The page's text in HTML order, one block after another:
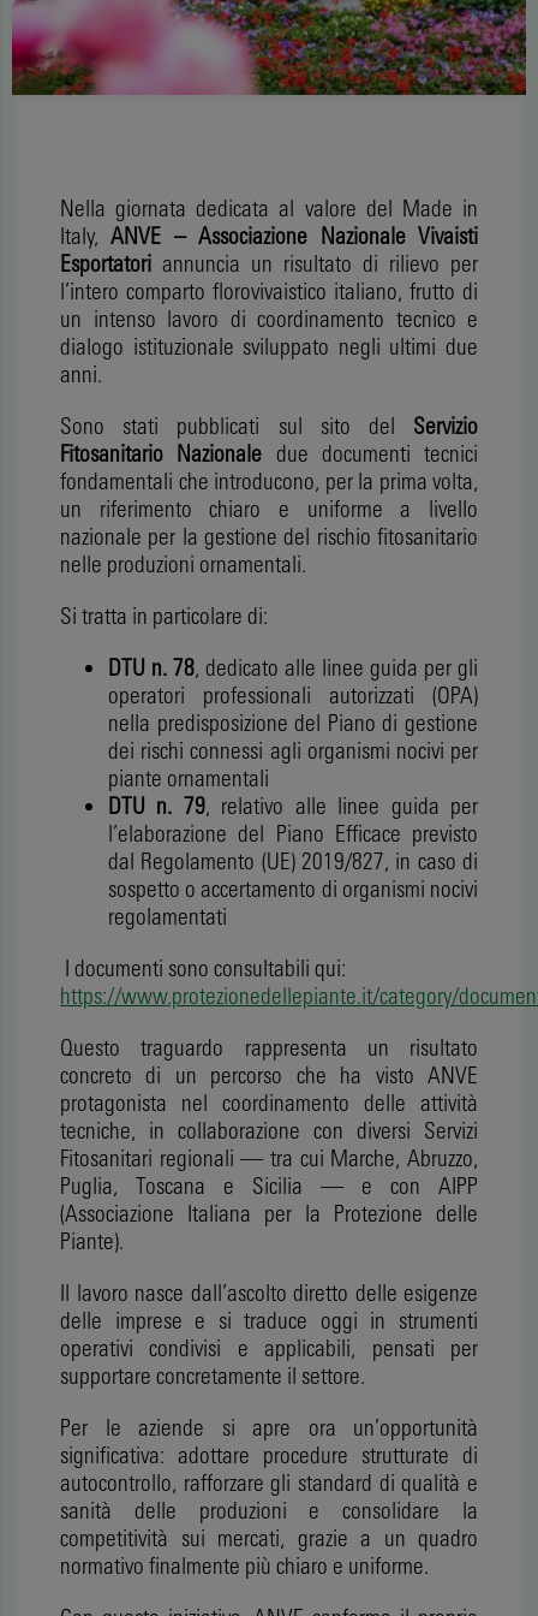
Nella giornata dedicata al valore del Made in
Italy,ANVE – Associazione Nazionale Vivaisti
Esportatori annuncia un risultato di rilievo per
l’intero comparto florovivaistico italiano, frutto di
un intenso lavoro di coordinamento tecnico e
dialogo istituzionale sviluppato negli ultimi due
anni.
Sono stati pubblicati sul sito del Servizio
Fitosanitario Nazionale due documenti tecnici
fondamentali che introducono, per la prima volta,
un riferimento chiaro e uniforme a livello
nazionale per la gestione del rischio fitosanitario
nelle produzioni ornamentali.
Si tratta in particolare di:
DTU n. 78, dedicato alle linee guida per gli
operatori professionali autorizzati (OPA)
nella predisposizione del Piano di gestione
dei rischi connessi agli organismi nocivi per
piante ornamentali
DTU n. 79, relativo alle linee guida per
l’elaborazione del Piano Efficace previsto
dal Regolamento (UE) 2019/827, in caso di
sospetto o accertamento di organismi nocivi
regolamentati
I documenti sono consultabili qui:
https://www.protezionedellepiante.it/category/
Questo traguardo rappresenta un risultato
concreto di un percorso che ha visto ANVE
protagonista nel coordinamento delle attività
tecniche, in collaborazione con diversi Servizi
Fitosanitari regionali — tra cui Marche, Abruzzo,
Puglia, Toscana e Sicilia — e con AIPP
(Associazione Italiana per la Protezione delle
Piante).
Il lavoro nasce dall’ascolto diretto delle esigenze
delle imprese e si traduce oggi in strumenti
operativi condivisi e applicabili, pensati per
supportare concretamente il settore.
Per le aziende si apre ora un’opportunità
significativa: adottare procedure strutturate di
autocontrollo, rafforzare gli standard di qualità e
sanità delle produzioni e consolidare la
competitività sui mercati, grazie a un quadro
normativo finalmente più chiaro e uniforme.